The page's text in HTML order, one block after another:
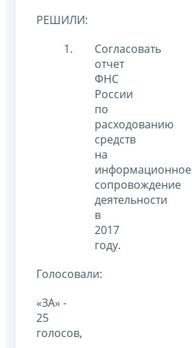
РЕШИЛИ:
Согласовать
отчет
ФНС
России
по
расходованию
средств
на
информационное
сопровождение
деятельности
в
2017
году.
Голосовали:
«ЗА» -
25
голосов,